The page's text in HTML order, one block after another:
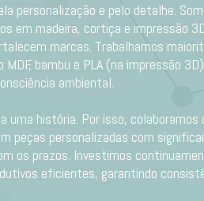
personalização e pelo detalhe.
em madeira, cortiça e impressão
marcas. Trabalhamos
bambu e PLA (na impressão
ambiental.
uma história. Por isso,
peças personalizadas com
os prazos. Investimos
eficientes, garantindo